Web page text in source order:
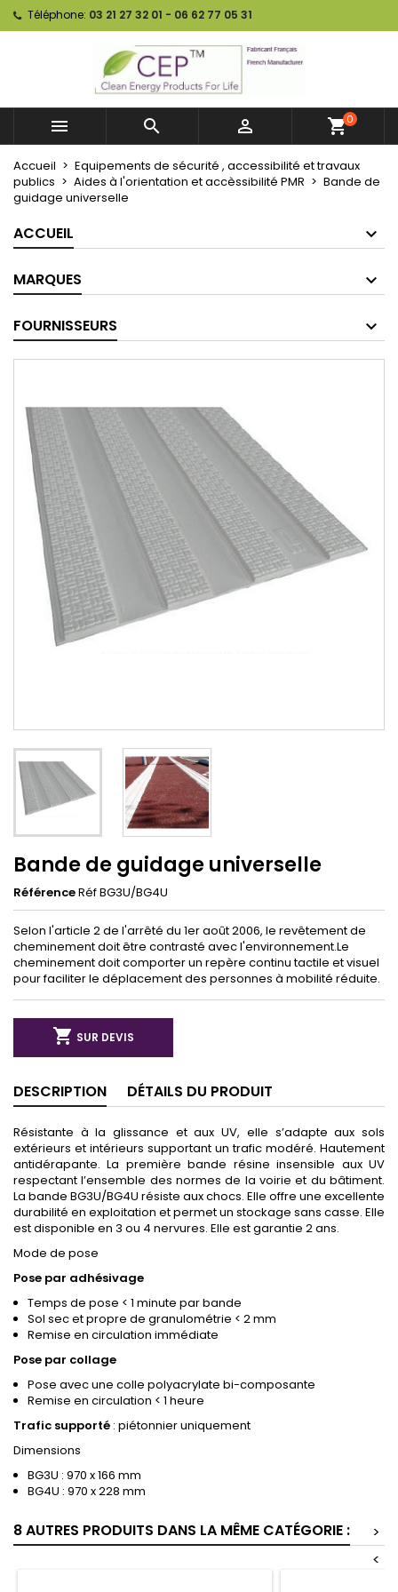
Téléphone: 03 21 27 32 01 - 06 62 77 05 31
   shopping_cart0
Accueil
Equipements de sécurité , accessibilité et travaux
publics
Aides à l'orientation et accèssibilité PMR
Bande de
guidage universelle
ACCUEIL
MARQUES
FOURNISSEURS
Bande de guidage universelle
RéférenceRéf BG3U/BG4U
Selon l'article 2 de l'arrêté du 1er août 2006, le revêtement de
cheminement doit être contrasté avec l'environnement.Le
cheminement doit comporter un repère continu tactile et visuel
pour faciliter le déplacement des personnes à mobilité réduite.
 SUR DEVIS
DESCRIPTION DÉTAILS DU PRODUIT
Résistante à la glissance et aux UV, elle s’adapte aux sols
extérieurs et intérieurs supportant un trafic modéré. Hautement
antidérapante. La première bande résine insensible aux UV
respectant l’ensemble des normes de la voirie et du bâtiment.
La bande BG3U/BG4U résiste aux chocs. Elle offre une excellente
durabilité en exploitation et permet un stockage sans casse. Elle
est disponible en 3 ou 4 nervures. Elle est garantie 2 ans.
Mode de pose
Pose par adhésivage
Temps de pose < 1 minute par bande
Sol sec et propre de granulométrie < 2 mm
Remise en circulation immédiate
Pose par collage
Pose avec une colle polyacrylate bi-composante
Remise en circulation < 1 heure
Trafic supporté : piétonnier uniquement
Dimensions
BG3U : 970 x 166 mm
BG4U : 970 x 228 mm
8 AUTRES PRODUITS DANS LA MÊME CATÉGORIE :
>
<